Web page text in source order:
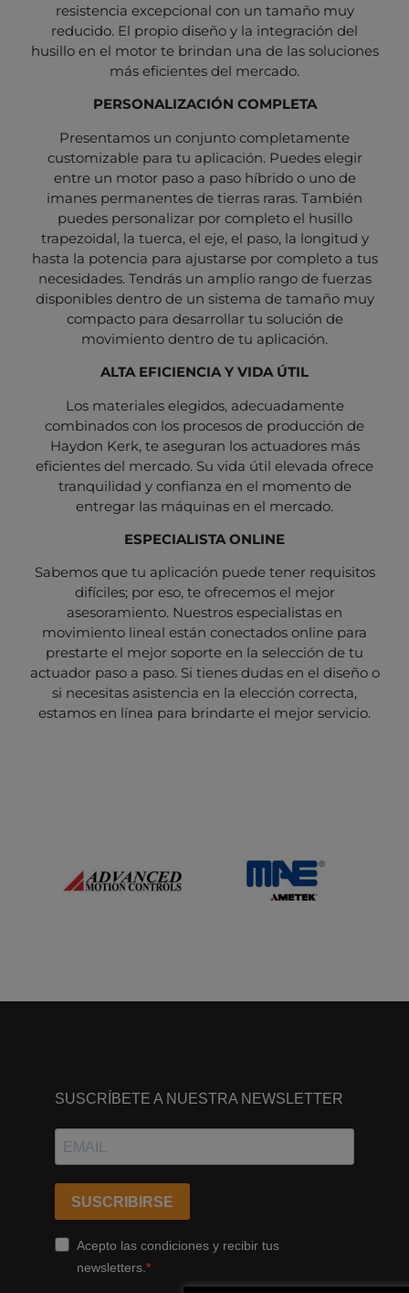
resistencia excepcional con un tamaño muy
reducido. El propio diseño y la integración del
husillo en el motor te brindan una de las soluciones
más eficientes del mercado.
PERSONALIZACIÓN COMPLETA
Presentamos un conjunto completamente
customizable para tu aplicación. Puedes elegir
entre un motor paso a paso híbrido o uno de
imanes permanentes de tierras raras. También
puedes personalizar por completo el husillo
trapezoidal, la tuerca, el eje, el paso, la longitud y
hasta la potencia para ajustarse por completo a tus
necesidades. Tendrás un amplio rango de fuerzas
disponibles dentro de un sistema de tamaño muy
compacto para desarrollar tu solución de
movimiento dentro de tu aplicación.
ALTA EFICIENCIA Y VIDA ÚTIL
Los materiales elegidos, adecuadamente
combinados con los procesos de producción de
Haydon Kerk, te aseguran los actuadores más
eficientes del mercado. Su vida útil elevada ofrece
tranquilidad y confianza en el momento de
entregar las máquinas en el mercado.
ESPECIALISTA ONLINE
Sabemos que tu aplicación puede tener requisitos
difíciles; por eso, te ofrecemos el mejor
asesoramiento. Nuestros especialistas en
movimiento lineal están conectados online para
prestarte el mejor soporte en la selección de tu
actuador paso a paso. Si tienes dudas en el diseño o
si necesitas asistencia en la elección correcta,
estamos en línea para brindarte el mejor servicio.
ESTAMOS
Passeig
dels
Ferrocarrils
Catalans
178,
Cornellà
SUSCRÍBETE A NUESTRA NEWSLETTER
SUSCRIBIRSE
Acepto las condiciones y recibir tus
newsletters.